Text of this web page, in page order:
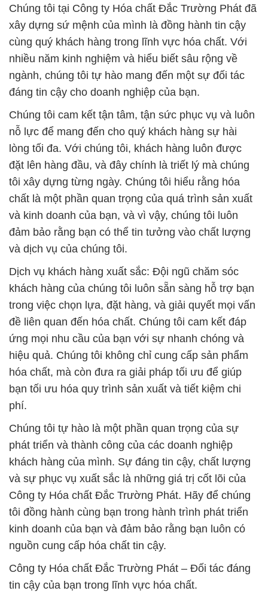
Chúng tôi tại Công ty Hóa chất Đắc Trường Phát đã
xây dựng sứ mệnh của mình là đồng hành tin cậy
cùng quý khách hàng trong lĩnh vực hóa chất. Với
nhiều năm kinh nghiệm và hiểu biết sâu rộng về
ngành, chúng tôi tự hào mang đến một sự đối tác
đáng tin cậy cho doanh nghiệp của bạn.
Chúng tôi cam kết tận tâm, tận sức phục vụ và luôn
nỗ lực để mang đến cho quý khách hàng sự hài
lòng tối đa. Với chúng tôi, khách hàng luôn được
đặt lên hàng đầu, và đây chính là triết lý mà chúng
tôi xây dựng từng ngày. Chúng tôi hiểu rằng hóa
chất là một phần quan trọng của quá trình sản xuất
và kinh doanh của bạn, và vì vậy, chúng tôi luôn
đảm bảo rằng bạn có thể tin tưởng vào chất lượng
và dịch vụ của chúng tôi.
Dịch vụ khách hàng xuất sắc: Đội ngũ chăm sóc
khách hàng của chúng tôi luôn sẵn sàng hỗ trợ bạn
trong việc chọn lựa, đặt hàng, và giải quyết mọi vấn
đề liên quan đến hóa chất. Chúng tôi cam kết đáp
ứng mọi nhu cầu của bạn với sự nhanh chóng và
hiệu quả. Chúng tôi không chỉ cung cấp sản phẩm
hóa chất, mà còn đưa ra giải pháp tối ưu để giúp
bạn tối ưu hóa quy trình sản xuất và tiết kiệm chi
phí.
Chúng tôi tự hào là một phần quan trọng của sự
phát triển và thành công của các doanh nghiệp
khách hàng của mình. Sự đáng tin cậy, chất lượng
và sự phục vụ xuất sắc là những giá trị cốt lõi của
Công ty Hóa chất Đắc Trường Phát. Hãy để chúng
tôi đồng hành cùng bạn trong hành trình phát triển
kinh doanh của bạn và đảm bảo rằng bạn luôn có
nguồn cung cấp hóa chất tin cậy.
Công ty Hóa chất Đắc Trường Phát – Đối tác đáng
tin cậy của bạn trong lĩnh vực hóa chất.